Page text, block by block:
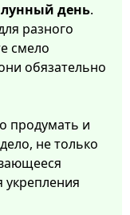
лунный день.
разного
смело
обязательно
продумать и
не только